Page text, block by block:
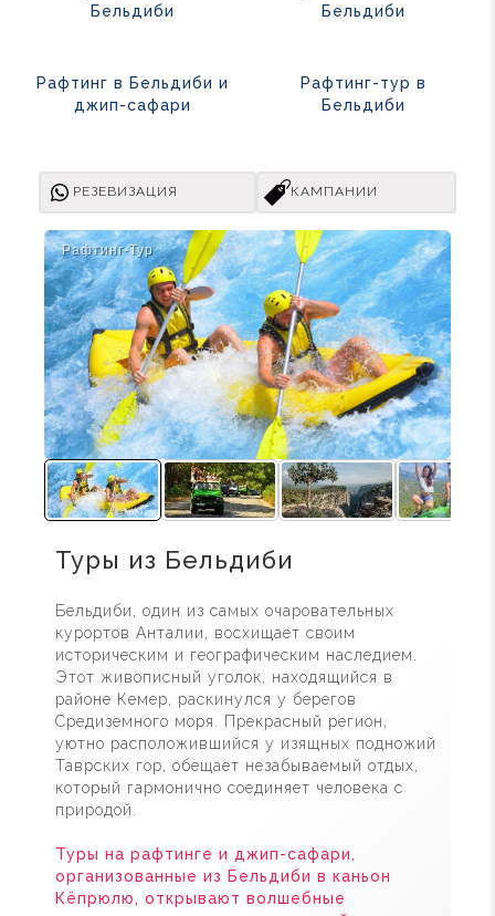
Бельдиби
Бельдиби
Рафтинг в Бельдиби и
джип-сафари
Рафтинг-тур в
Бельдиби
РЕЗЕВИЗАЦИЯ КАМПАНИИ
Рафтинг-Тур
Туры из Бельдиби
Бельдиби, один из самых очаровательных
курортов Анталии, восхищает своим
историческим и географическим наследием.
Этот живописный уголок, находящийся в
районе Кемер, раскинулся у берегов
Средиземного моря. Прекрасный регион,
уютно расположившийся у изящных подножий
Таврских гор, обещает незабываемый отдых,
который гармонично соединяет человека с
природой.
Туры на рафтинге и джип-сафари,
организованные из Бельдиби в каньон
Кёпрюлю, открывают волшебные